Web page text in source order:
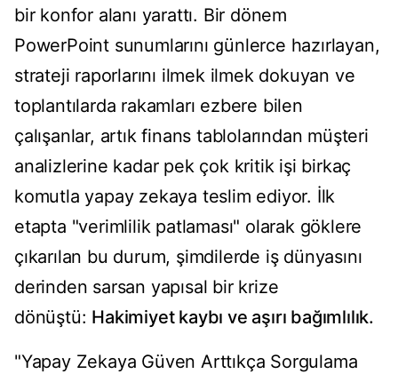
bir konfor alanı yarattı. Bir dönem
PowerPoint sunumlarını günlerce hazırlayan,
strateji raporlarını ilmek ilmek dokuyan ve
toplantılarda rakamları ezbere bilen
çalışanlar, artık finans tablolarından müşteri
analizlerine kadar pek çok kritik işi birkaç
komutla yapay zekaya teslim ediyor. İlk
etapta "verimlilik patlaması" olarak göklere
çıkarılan bu durum, şimdilerde iş dünyasını
derinden sarsan yapısal bir krize
dönüştü: Hakimiyet kaybı ve aşırı bağımlılık.
"Yapay Zekaya Güven Arttıkça Sorgulama